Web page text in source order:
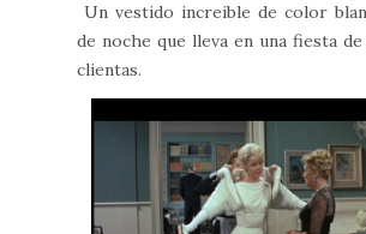
Un vestido increible de color
de noche que lleva en una fiesta de
clientas.